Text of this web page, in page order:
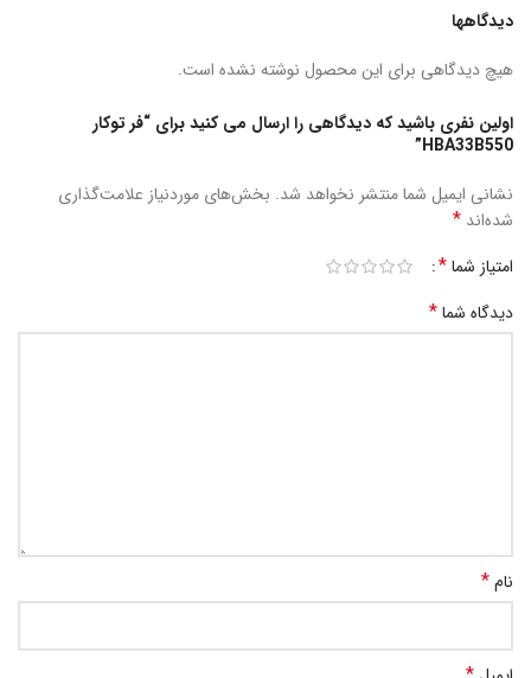
دیدگاهها
هیچ دیدگاهی برای این محصول نوشته نشده است.
اولین نفری باشید که دیدگاهی را ارسال می کنید برای “فر توکار
HBA33B550”
نشانی ایمیل شما منتشر نخواهد شد. بخش‌های موردنیاز علامت‌گذاری
شده‌اند *
امتیاز شما*
دیدگاه شما*
نام*